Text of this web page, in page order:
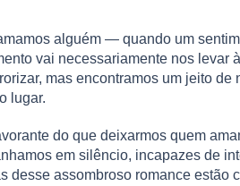
alguém — quando um
vai necessariamente nos levar à
mas encontramos um jeito
lugar.
do que deixarmos quem
em silêncio, incapazes de
desse assombroso romance estão